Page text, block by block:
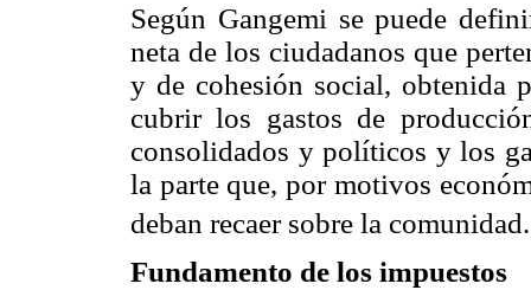
Según Gangemi se puede
neta de los ciudadanos que
y de cohesión social, obtenida
cubrir los gastos de
consolidados y políticos y los
la parte que, por motivos
deban recaer sobre la
Fundamento de los impuestos